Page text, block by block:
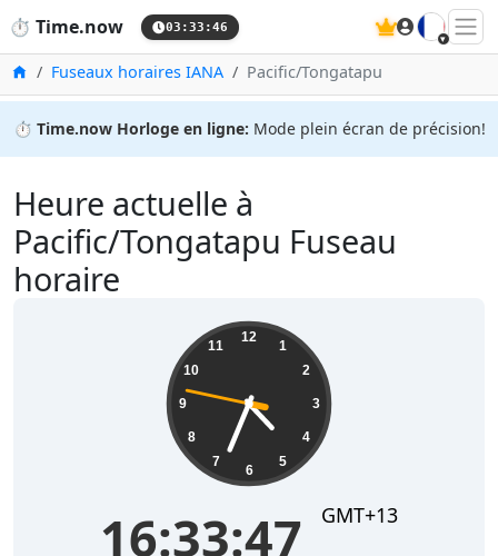
⏱️ Time.now 03:33:47 🇫🇷
Accueil
Fuseaux horaires IANA Pacific/Tongatapu
⏱️ Time.now Horloge en ligne: Mode plein écran de précision!
Heure actuelle à
Pacific/Tongatapu Fuseau
horaire
12
1
2
3
4
5
6
7
8
9
10
11
16:33:48 GMT+13